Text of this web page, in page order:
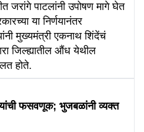
जरांगे पाटलांनी उपोषण मागे घेत
या निर्णयानंतर
मुख्यमंत्री एकनाथ शिंदेंचं
जिल्ह्यातील औंध येथील
होते.
फसवणूक; भुजबळांनी व्यक्त